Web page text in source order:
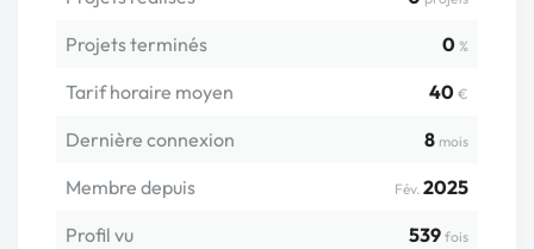
Projets terminés 0 %
Tarif horaire moyen 40 €
Dernière connexion 8 mois
Membre depuis Fév. 2025
Profil vu
539 fois